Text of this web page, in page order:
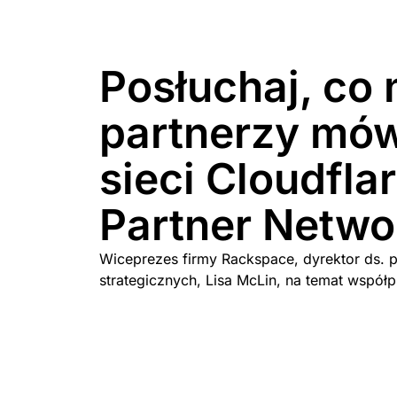
Posłuchaj, co
partnerzy
sieci
Partner
Wiceprezes firmy Rackspace, dyrektor ds.
strategicznych, Lisa McLin, na temat